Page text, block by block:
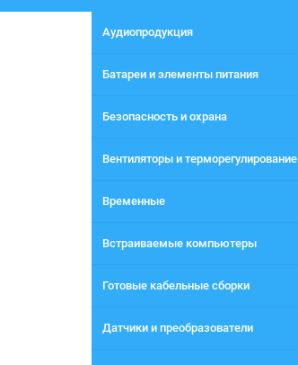
Аудиопродукция
Батареи и элементы питания
Безопасность и охрана
Вентиляторы и терморегулирование
Временные
Встраиваемые компьютеры
Готовые кабельные сборки
Датчики и преобразователи